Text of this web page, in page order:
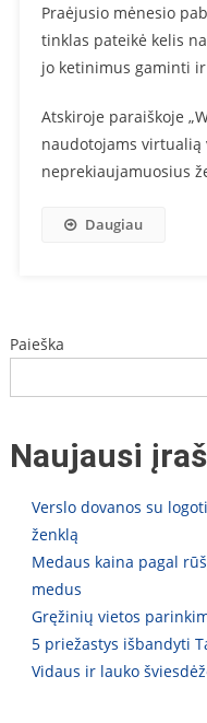
Praėjusio mėnesio
tinklas pateikė kelis
jo ketinimus gaminti
Atskiroje paraiškoje
naudotojams
neprekiaujamuosius
Daugiau
Paieška
Naujausi
Verslo dovanos su
ženklą
Medaus kaina pagal
medus
Gręžinių vietos
5 priežastys išbandyti
Vidaus ir lauko